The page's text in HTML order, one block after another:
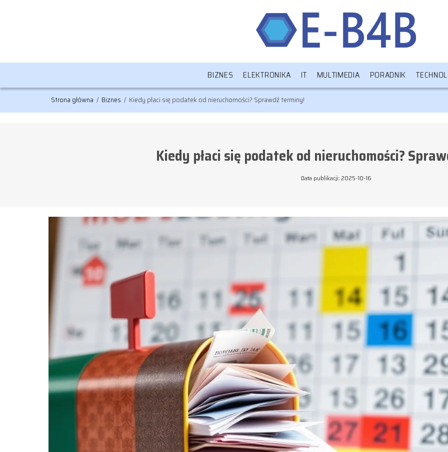
BIZNES ELEKTRONIKA IT MULTIMEDIA PORADNIK
Strona główna / Biznes / Kiedy płaci się podatek od nieruchomości? Sprawdź terminy!
Kiedy płaci się podatek od nieruchomości?
Data publikacji: 2025-10-16